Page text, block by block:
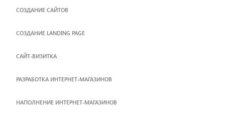
CОЗДАНИЕ САЙТОВ
СОЗДАНИЕ LANDING PAGE
САЙТ-ВИЗИТКА
РАЗРАБОТКА ИНТЕРНЕТ-МАГАЗИНОВ
НАПОЛНЕНИЕ ИНТЕРНЕТ-МАГАЗИНОВ